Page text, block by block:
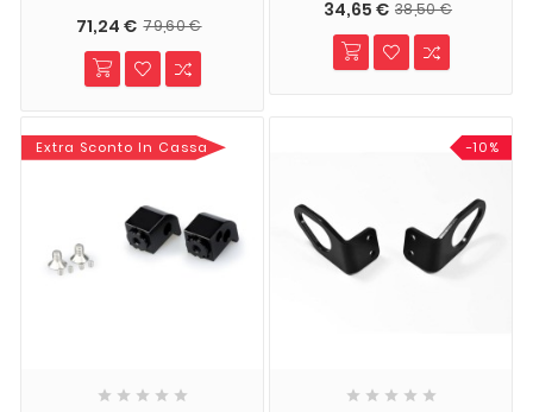
71,24 € 79,60 €
34,65 € 38,50 €
Extra Sconto In Cassa
    
-10%
    